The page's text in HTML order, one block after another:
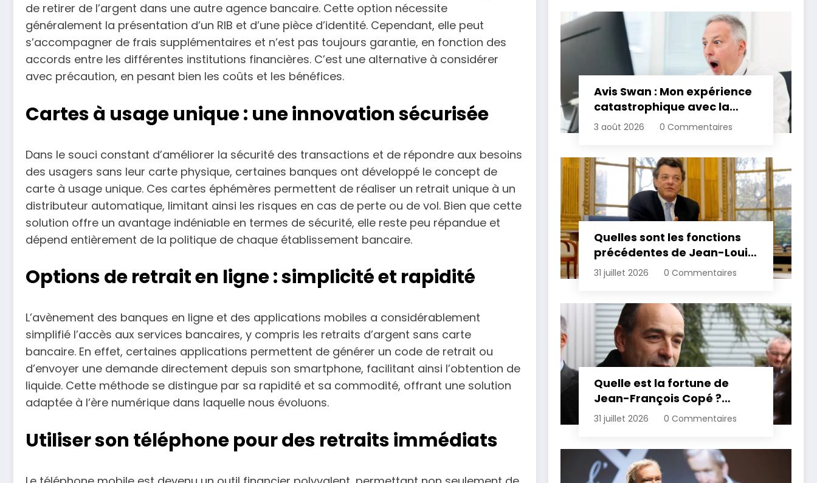
de retirer de l’argent dans une autre agence bancaire. Cette option nécessite
généralement la présentation d’un RIB et d’une pièce d’identité. Cependant, elle peut
s’accompagner de frais supplémentaires et n’est pas toujours garantie, en fonction des
accords entre les différentes institutions financières. C’est une alternative à considérer
avec précaution, en pesant bien les coûts et les bénéfices.
Cartes à usage unique : une innovation sécurisée
Dans le souci constant d’améliorer la sécurité des transactions et de répondre aux besoins
des usagers sans leur carte physique, certaines banques ont développé le concept de
carte à usage unique. Ces cartes éphémères permettent de réaliser un retrait unique à un
distributeur automatique, limitant ainsi les risques en cas de perte ou de vol. Bien que cette
solution offre un avantage indéniable en termes de sécurité, elle reste peu répandue et
dépend entièrement de la politique de chaque établissement bancaire.
Options de retrait en ligne : simplicité et rapidité
L’avènement des banques en ligne et des applications mobiles a considérablement
simplifié l’accès aux services bancaires, y compris les retraits d’argent sans carte
bancaire. En effet, certaines applications permettent de générer un code de retrait ou
d’envoyer une demande directement depuis son smartphone, facilitant ainsi l’obtention de
liquide. Cette méthode se distingue par sa rapidité et sa commodité, offrant une solution
adaptée à l’ère numérique dans laquelle nous évoluons.
Utiliser son téléphone pour des retraits immédiats
Avis Swan : Mon expérience
catastrophique avec la
banque
3 août 2026 0 Commentaires
Quelles sont les fonctions
précédentes de Jean-Louis
Borloo ?
31 juillet 2026 0 Commentaires
Quelle est la fortune de
Jean-François Copé ?
Estimation et détails de son
patrimoine
31 juillet 2026 0 Commentaires